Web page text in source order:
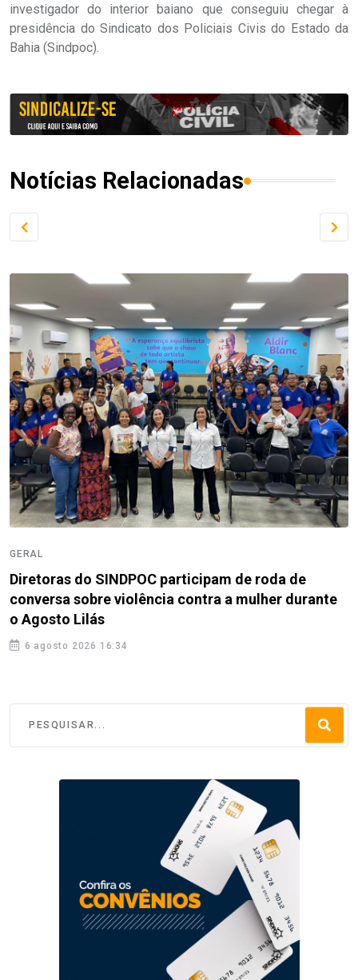
investigador do interior baiano que conseguiu chegar à
presidência do Sindicato dos Policiais Civis do Estado da
Bahia (Sindpoc).
Notícias Relacionadas
GERAL
Diretoras do SINDPOC participam de roda de
conversa sobre violência contra a mulher durante
o Agosto Lilás
6 agosto 2026 16:34